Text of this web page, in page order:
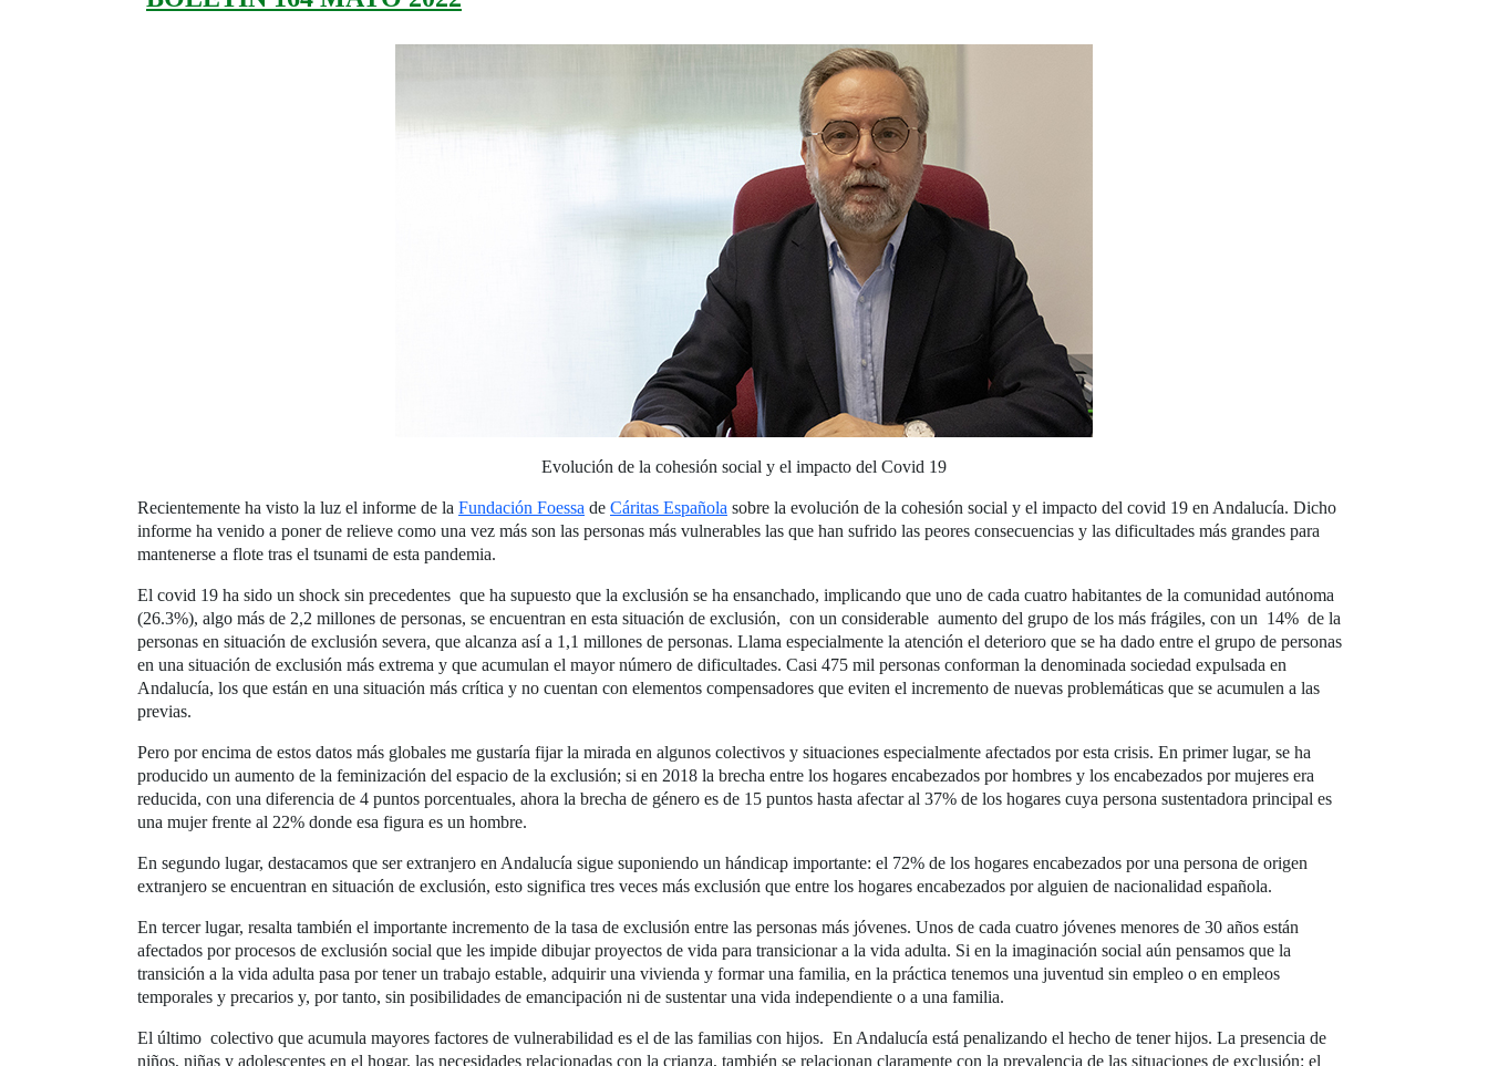
Evolución de la cohesión social y el impacto del Covid 19
Recientemente ha visto la luz el informe de la Fundación Foessa de Cáritas Española sobre la evolución de la cohesión social y el impacto del covid 19 en Andalucía. Dicho
informe ha venido a poner de relieve como una vez más son las personas más vulnerables las que han sufrido las peores consecuencias y las dificultades más grandes para
mantenerse a flote tras el tsunami de esta pandemia.
El covid 19 ha sido un shock sin precedentes que ha supuesto que la exclusión se ha ensanchado, implicando que uno de cada cuatro habitantes de la comunidad autónoma
(26.3%), algo más de 2,2 millones de personas, se encuentran en esta situación de exclusión, con un considerable aumento del grupo de los más frágiles, con un 14% de la
personas en situación de exclusión severa, que alcanza así a 1,1 millones de personas. Llama especialmente la atención el deterioro que se ha dado entre el grupo de personas
en una situación de exclusión más extrema y que acumulan el mayor número de dificultades. Casi 475 mil personas conforman la denominada sociedad expulsada en
Andalucía, los que están en una situación más crítica y no cuentan con elementos compensadores que eviten el incremento de nuevas problemáticas que se acumulen a las
previas.
Pero por encima de estos datos más globales me gustaría fijar la mirada en algunos colectivos y situaciones especialmente afectados por esta crisis. En primer lugar, se ha
producido un aumento de la feminización del espacio de la exclusión; si en 2018 la brecha entre los hogares encabezados por hombres y los encabezados por mujeres era
reducida, con una diferencia de 4 puntos porcentuales, ahora la brecha de género es de 15 puntos hasta afectar al 37% de los hogares cuya persona sustentadora principal es
una mujer frente al 22% donde esa figura es un hombre.
En segundo lugar, destacamos que ser extranjero en Andalucía sigue suponiendo un hándicap importante: el 72% de los hogares encabezados por una persona de origen
extranjero se encuentran en situación de exclusión, esto significa tres veces más exclusión que entre los hogares encabezados por alguien de nacionalidad española.
En tercer lugar, resalta también el importante incremento de la tasa de exclusión entre las personas más jóvenes. Unos de cada cuatro jóvenes menores de 30 años están
afectados por procesos de exclusión social que les impide dibujar proyectos de vida para transicionar a la vida adulta. Si en la imaginación social aún pensamos que la
transición a la vida adulta pasa por tener un trabajo estable, adquirir una vivienda y formar una familia, en la práctica tenemos una juventud sin empleo o en empleos
temporales y precarios y, por tanto, sin posibilidades de emancipación ni de sustentar una vida independiente o a una familia.
El último colectivo que acumula mayores factores de vulnerabilidad es el de las familias con hijos. En Andalucía está penalizando el hecho de tener hijos. La presencia de
niños, niñas y adolescentes en el hogar, las necesidades relacionadas con la crianza, también se relacionan claramente con la prevalencia de las situaciones de exclusión: el